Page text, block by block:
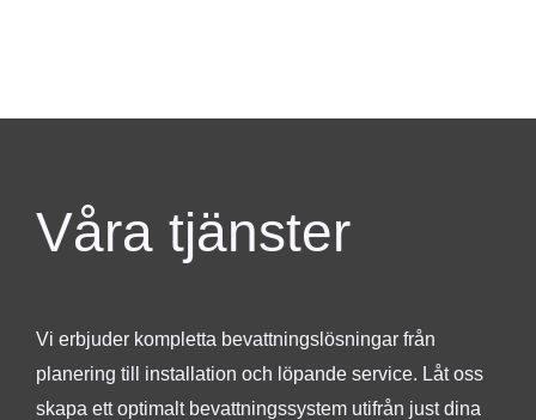
Våra tjänster
Vi erbjuder kompletta bevattningslösningar från
planering till installation och löpande service. Låt oss
skapa ett optimalt bevattningssystem utifrån just dina